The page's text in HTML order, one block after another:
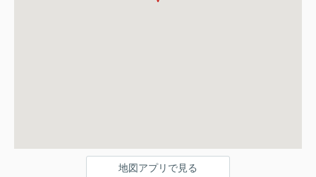
地図アプリで見る